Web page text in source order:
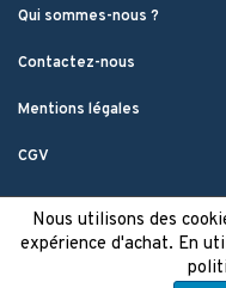
Qui sommes-nous ?
Contactez-nous
Mentions légales
CGV
Nous utilisons des
expérience d'achat. En